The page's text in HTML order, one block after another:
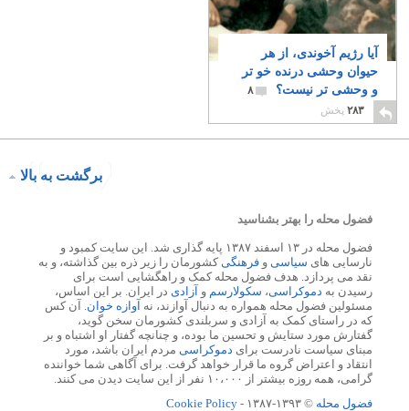
آیا رژیم آخوندی، از هر
حیوان وحشی درنده خو تر
و وحشی تر نیست؟
۸
۲۸۳ پخش
برگشت به بالا
فضول محله را بهتر بشناسید
فضول محله در ۱۳ اسفند ۱۳۸۷ پایه گذاری شد. این سایت کمبود و
نارسایی های سیاسی و فرهنگیکشورمان را زیر ذره بین گذاشته، و به
نقد می پردازد. هدف فضول محله کمک و راهگشایی است برای
رسیدن به دموکراسی، سکولارسم و آزادی در ایران. بر این اساس،
مسئولین فضول محله همواره به دنبال آوازند، نه آوازه خوان. آن کس
که در راستای کمک به آزادی و سربلندی کشورمان سخن گوید،
گفتارش مورد ستایش و تحسین ما بوده، و چنانچه گفتار او اشتباه و بر
مبنای سیاست نادرست برای دموکراسی مردم ایران باشد، مورد
انتقاد و اعتراض گروه ما قرار خواهد گرفت. برای آگاهی شما خواننده
گرامی، همه روزه بیشتر از ۱۰،۰۰۰ نفر از این سایت دیدن می کنند.
فضول محله © ۱۳۹۳-۱۳۸۷ -
Cookie Policy